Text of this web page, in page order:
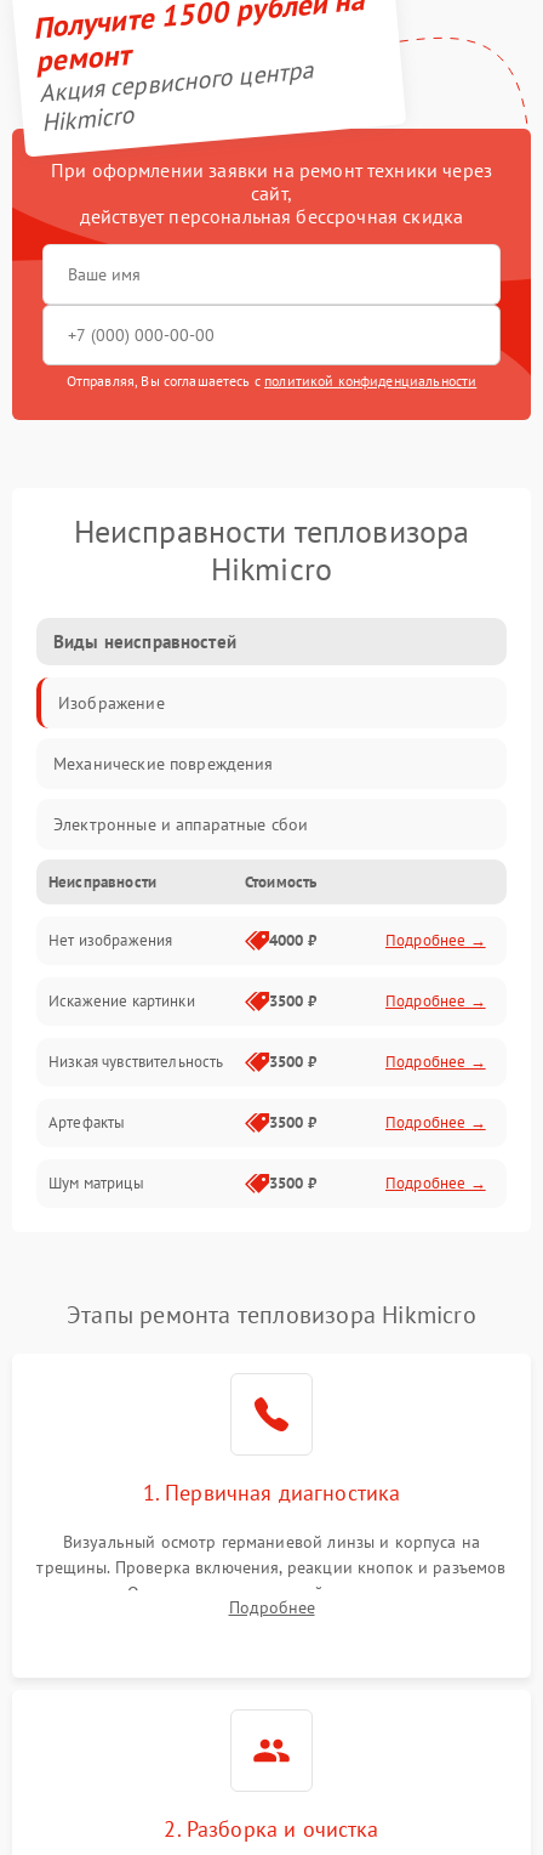
ремонт
Акция сервисного центра
Hikmicro
При оформлении заявки на ремонт техники через
сайт,
действует персональная бессрочная скидка
Отправляя, Вы соглашаетесь с политикой конфиденциальности
Неисправности тепловизора
Hikmicro
Виды неисправностей
Изображение
Механические повреждения
Электронные и аппаратные сбои
Неисправности сенсора и оптики
Программные ошибки
Электропитание
Измерения
Матрица
Проблемы питания
Сбои коммуникаций и интерфейсов
Экран (дисплей)
Неисправности Стоимость
Нет изображения 4000 ₽ Подробнее →
Искажение картинки 3500 ₽ Подробнее →
Низкая чувствительность 3500 ₽ Подробнее →
Артефакты 3500 ₽ Подробнее →
Шум матрицы 3500 ₽ Подробнее →
Этапы ремонта тепловизора Hikmicro
1. Первичная диагностика
Визуальный осмотр германиевой линзы и корпуса на
трещины. Проверка включения, реакции кнопок и разъемов
зарядки. Оценка вывода тепловой сигнатуры на экран,
проверка базовых функций и считывание системных
Подробнее
2. Разборка и очистка